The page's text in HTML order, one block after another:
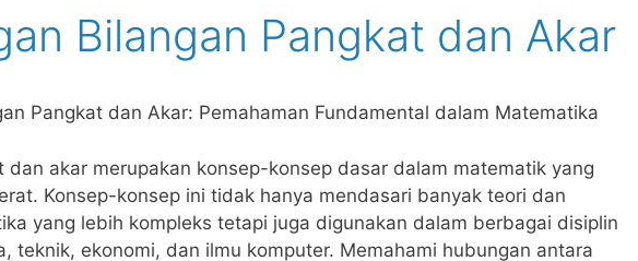
Bilangan Pangkat dan Akar
Pangkat dan Akar: Pemahaman Fundamental dalam Matematika
dan akar merupakan konsep-konsep dasar dalam matematik yang
Konsep-konsep ini tidak hanya mendasari banyak teori dan
yang lebih kompleks tetapi juga digunakan dalam berbagai disiplin
teknik, ekonomi, dan ilmu komputer. Memahami hubungan antara